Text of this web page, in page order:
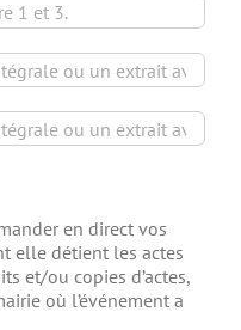
en direct vos
elle détient les actes
et/ou copies d’actes,
où l’événement a